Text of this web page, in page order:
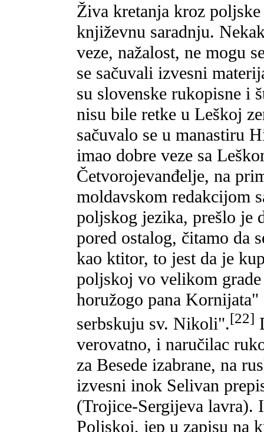
Živa kretanja kroz
književnu saradnju.
veze, nažalost, ne mogu
se sačuvali izvesni
su slovenske rukopisne i
nisu bile retke u Leškoj
sačuvalo se u manastiru
imao dobre veze sa
Četvorojevanđelje, na
moldavskom redakcijom
poljskog jezika, prešlo je
pored ostalog, čitamo da
kao ktitor, to jest da je
poljskoj vo velikom
horužogo pana
serbskuju sv. Nikoli".[22]
verovatno, i naručilac
za Besede izabrane, na
izvesni inok Selivan
(Trojice-Sergijeva lavra).
Poljskoj, jep u zapisu na